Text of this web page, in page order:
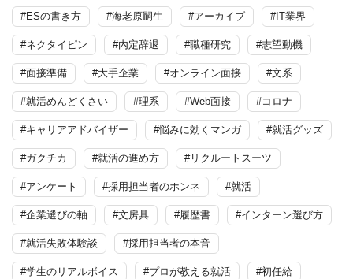
#ESの書き方 #海老原嗣生 #アーカイブ #IT業界
#ネクタイピン #内定辞退 #職種研究 #志望動機
#面接準備 #大手企業 #オンライン面接 #文系
#就活めんどくさい #理系 #Web面接 #コロナ
#キャリアアドバイザー #悩みに効くマンガ #就活グッズ
#ガクチカ #就活の進め方 #リクルートスーツ
#アンケート #採用担当者のホンネ #就活
#企業選びの軸 #文房具 #履歴書 #インターン選び方
#就活失敗体験談 #採用担当者の本音
#学生のリアルボイス #プロが教える就活 #初任給